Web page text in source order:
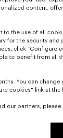
content,
to the use of all
for the security
click "Configure
to benefit from all
You can
cookies" link at the
our partners, please